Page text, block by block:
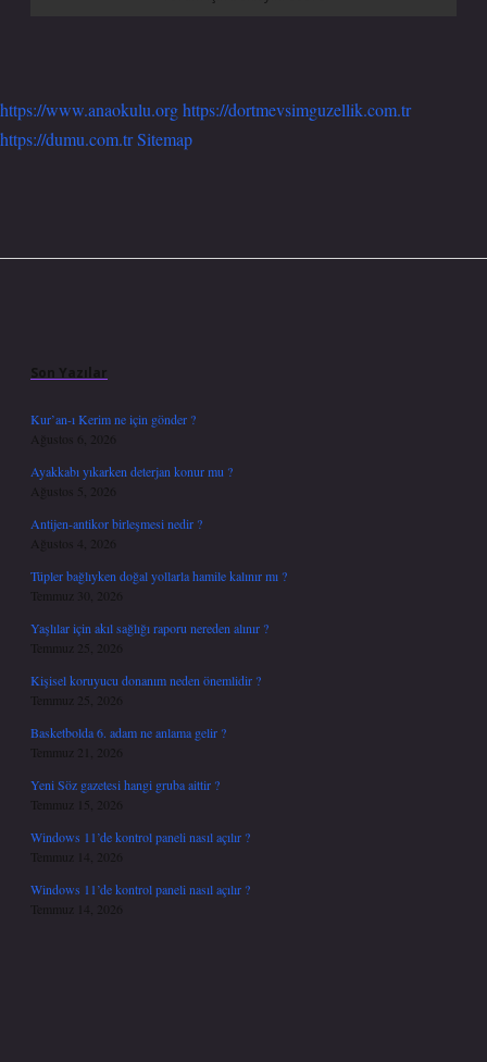
https://www.anaokulu.orghttps://dortmevsimguzellik.com.tr
https://dumu.com.trSitemap
Son Yazılar
Kur’an-ı Kerim ne için gönder ?
Ağustos 6, 2026
Ayakkabı yıkarken deterjan konur mu ?
Ağustos 5, 2026
Antijen-antikor birleşmesi nedir ?
Ağustos 4, 2026
Tüpler bağlıyken doğal yollarla hamile kalınır mı ?
Temmuz 30, 2026
Yaşlılar için akıl sağlığı raporu nereden alınır ?
Temmuz 25, 2026
Kişisel koruyucu donanım neden önemlidir ?
Temmuz 25, 2026
Basketbolda 6. adam ne anlama gelir ?
Temmuz 21, 2026
Yeni Söz gazetesi hangi gruba aittir ?
Temmuz 15, 2026
Windows 11’de kontrol paneli nasıl açılır ?
Temmuz 14, 2026
Windows 11’de kontrol paneli nasıl açılır ?
Temmuz 14, 2026